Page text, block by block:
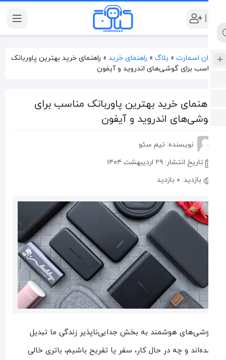
اسمارت»بلاگ»راهنمای خرید»راهنمای خرید بهترین پاوربانک
برای گوشی‌های اندروید و آیفون
خرید بهترین پاوربانک مناسب برای
اندروید و آیفون
نویسنده: تیم سئو
تاریخ انتشار:۲۹ اردیبهشت ۱۴۰۴
بازدید:۰ بازدید
هوشمند به بخش جدایی‌ناپذیر زندگی ما تبدیل
و چه در حال کار، سفر یا تفریح باشیم، باتری خالی